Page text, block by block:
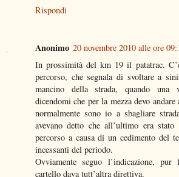
Rispondi
Anonimo 20 novembre 2010 alle ore
In prossimità del km 19 il patatrac.
percorso, che segnala di svoltare a
mancino della strada, quando una
dicendomi che per la mezza devo
normalmente sono io a sbagliare
avevano detto che all’ultimo era
percorso a causa di un cedimento del
incessanti del periodo.
Ovviamente seguo l’indicazione,
cartello dava tutt’altra direttiva.